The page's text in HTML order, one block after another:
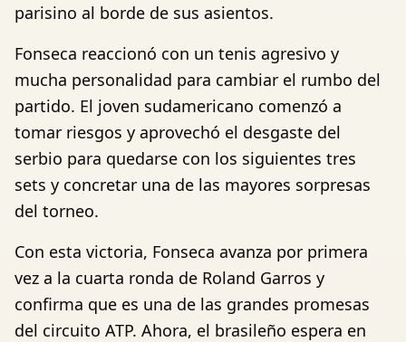
parisino al borde de sus asientos.
Fonseca reaccionó con un tenis agresivo y
mucha personalidad para cambiar el rumbo del
partido. El joven sudamericano comenzó a
tomar riesgos y aprovechó el desgaste del
serbio para quedarse con los siguientes tres
sets y concretar una de las mayores sorpresas
del torneo.
Con esta victoria, Fonseca avanza por primera
vez a la cuarta ronda de Roland Garros y
confirma que es una de las grandes promesas
del circuito ATP. Ahora, el brasileño espera en